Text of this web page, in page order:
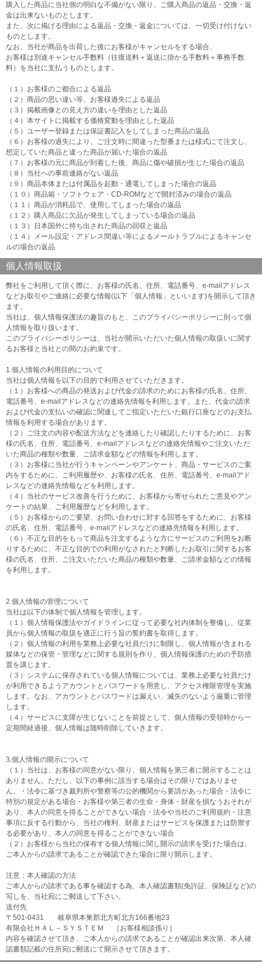
購入した商品に当社側の明白な不備がない限り、ご購入商品の返品・交換・返
金は出来ないものとします。
また、次に掲げる理由による返品・交換・返金については、一切受け付けない
ものとします。
なお、当社が商品を出荷した後にお客様がキャンセルをする場合、
お客様は別途キャンセル手数料（往復送料＋返送に掛かる手数料＋事務手数
料）を当社に支払うものとします。
（１）お客様のご都合による返品
（２）商品の思い違い等、お客様過失による返品
（３）掲載画像との見え方の違いを理由とした返品
（４）本サイトに掲載する価格変動を理由とした返品
（５）ユーザー登録または保証書記入をしてしまった商品の返品
（６）お客様の過失により、ご注文時に間違った型番または様式にて注文し、
想定していた商品と違った商品が届いた場合の返品
（７）お客様の元に商品が到着した後、商品に傷や破損が生じた場合の返品
（８）当社への事前連絡がない返品
（９）商品本体または付属品を起動・通電してしまった場合の返品
（１０）商品箱・ソフトウェア・CD-ROMなどで開封済みの場合の返品
（１１）商品が消耗品で、使用してしまった場合の返品
（１２）購入商品に欠品が発生してしまっている場合の返品
（１３）日本国外に持ち出された商品の回収と返品
（１４）メール設定・アドレス間違い等によるメールトラブルによるキャンセ
ルの場合の返品
個人情報取扱
弊社をご利用して頂く際に、お客様の氏名、住所、電話番号、e-mailアドレス
などお取引やご連絡に必要な情報(以下「個人情報」といいます)を開示して頂き
ます。
当社は、個人情報保護法の趣旨のもと、このプライバシーポリシーに則って個
人情報を取り扱います。
このプライバシーポリシーは、当社が開示いただいた個人情報の取扱いに関す
るお客様と当社との間のお約束です。
1.個人情報の利用目的について
当社は個人情報を以下の目的で利用させていただきます。
（１）お客様への商品の発送および代金の請求のためにお客様の氏名、住所、
電話番号、e-mailアドレスなどの連絡先情報を利用します。また、代金の請求
および代金の支払いの確認に関連してご指定いただいた銀行口座などのお支払
情報を利用する場合があります。
（２）ご注文の内容や配送方法などを連絡したり確認したりするために、お客
様の氏名、住所、電話番号、e-mailアドレスなどの連絡先情報やご注文いただ
いた商品の種類や数量、ご請求金額などの情報を利用します。
（３）お客様に当社が行うキャンペーンやアンケート、商品・サービスのご案
内をするために、ご利用履歴や、お客様の氏名、住所、電話番号、e-mailアド
レスなどの連絡先情報などを利用します。
（４）当社のサービス改善を行うために、お客様から寄せられたご意見やアン
ケートの結果、ご利用履歴などを利用します。
（５）お客様からのご要望、お問い合わせに対する回答をするために、お客様
の氏名、住所、電話番号、e-mailアドレスなどの連絡先情報を利用します。
（６）不正な目的をもって商品を注文するような方にサービスのご利用をお断
りするために、不正な目的での利用がなされたと判断したお取引に関するお客
様の氏名、住所、ご注文いただいた商品の種類や数量、ご請求金額などの情報
を利用します。
2.個人情報の管理について
当社は以下の体制で個人情報を管理します。
（１）個人情報保護法やガイドラインに従って必要な社内体制を整備し、従業
員から個人情報の取扱を適正に行う旨の誓約書を取得します。
（２）個人情報の利用を業務上必要な社員だけに制限し、個人情報が含まれる
媒体などの保管・管理などに関する規則を作り、個人情報保護のための予防措
置を講じます。
（３）システムに保存されている個人情報については、業務上必要な社員だけ
が利用できるようアカウントとパスワードを用意し、アクセス権限管理を実施
します。なお、アカウントとパスワードは漏えい、滅失のないよう厳重に管理
します。
（４）サービスに支障が生じないことを前提として、個人情報の受領時から一
定期間経過後、個人情報は随時削除していきます。
3.個人情報の開示について
（１）当社は、お客様の同意がない限り、個人情報を第三者に開示することは
ありません。ただし、以下の事例に該当する場合はその限りではありませ
ん。・法令に基づき裁判所や警察等の公的機関から要請があった場合・法令に
特別の規定がある場合・お客様や第三者の生命・身体・財産を損なうおそれが
あり、本人の同意を得ることができない場合・法令や当社のご利用規約・注意
事項に反する行動から、当社の権利、財産またはサービスを保護または防禦す
る必要があり、本人の同意を得ることができない場合
（２）お客様から当社の保有する個人情報に関し開示の請求を受けた場合は、
ご本人からの請求であることが確認できた場合に限り開示します。
注意：本人確認の方法
ご本人からの請求である事を確認する為、本人確認書類(免許証、保険証など)の
写しを、当社宛にご郵送して下さい。
送付先
〒501-0431 岐阜県本巣郡北方町北方166番地23
有限会社ＨＡＬ－ＳＹＳＴＥＭ ［お客様相談係り］
内容を確認させて頂き、ご本人からの請求であることが確認出来次第、本人確
認書類記載の住所宛に郵送にて開示させて頂きます。